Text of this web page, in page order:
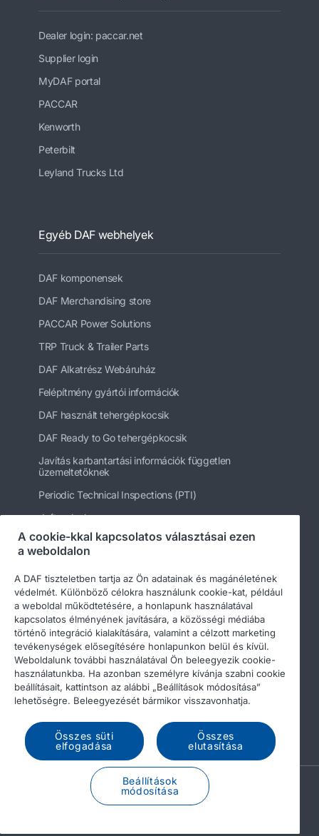
Dealer login: paccar.net
Supplier login
MyDAF portal
PACCAR
Kenworth
Peterbilt
Leyland Trucks Ltd
Egyéb DAF webhelyek
DAF komponensek
DAF Merchandising store
PACCAR Power Solutions
TRP Truck & Trailer Parts
DAF Alkatrész Webáruház
Felépítmény gyártói információk
DAF használt tehergépkocsik
DAF Ready to Go tehergépkocsik
Javítás karbantartási információk független
üzemeltetőknek
Periodic Technical Inspections (PTI)
daftrucks.hu
Egyéb DAF webhelyek
© 2026 DAF Legal notice
Privacy statement
General conditions
A DAF és a cookie-k
Income Tax Report
A PACCAR COMPANY
DRIVEN BY QUALITY
A cookie-kkal kapcsolatos választásai ezen
a weboldalon
A DAF tiszteletben tartja az Ön adatainak és magánéletének
védelmét. Különböző célokra használunk cookie-kat, például
a weboldal működtetésére, a honlapunk használatával
kapcsolatos élményének javítására, a közösségi médiába
történő integráció kialakítására, valamint a célzott marketing
tevékenységek elősegítésére honlapunkon belül és kívül.
Weboldalunk további használatával Ön beleegyezik cookie-
használatunkba. Ha azonban személyre kívánja szabni cookie
beállításait, kattintson az alábbi „Beállítások módosítása”
lehetőségre. Beleegyezését bármikor visszavonhatja.
Összes süti
elfogadása
Összes
elutasítása
Beállítások
módosítása